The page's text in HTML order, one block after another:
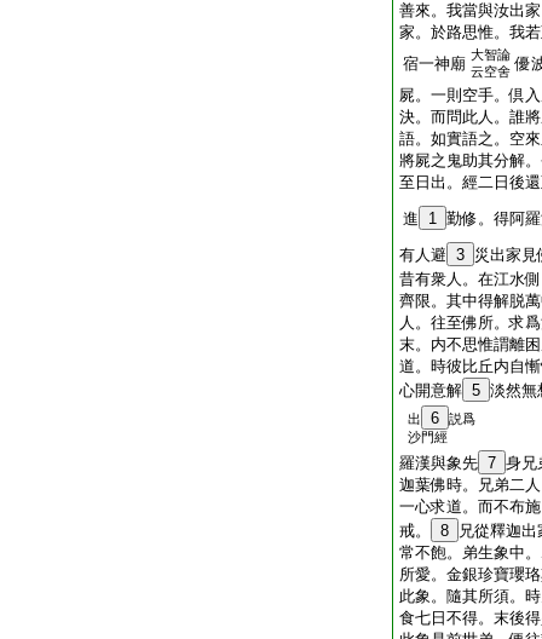
善來。我當與汝出
家。於路思惟。我
宿一神廟 大智論
云空舍 優
屍。一則空手。倶
決。而問此人。誰
語。如實語之。空
將屍之鬼助其分解
至日出。經二日後
進
1 勤修。得阿
有人避 3 災出家見
昔有衆人。在江水
齊限。其中得解脱
人。往至佛所。求
末。内不思惟謂離
道。時彼比丘内自
心開意解 5 淡然無
出 6
説爲
沙門經
羅漢與象先 7 身兄
迦葉佛時。兄弟二
一心求道。而不布
戒。
8
兄從釋迦
常不飽。弟生象中
所愛。金銀珍寶瓔
此象。隨其所須。
食七日不得。末後